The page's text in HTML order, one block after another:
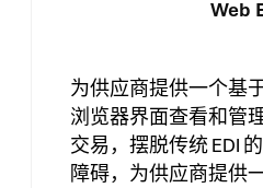
Web
为供应商提供一个基
浏览器界面查看和管
交易，摆脱传统 EDI
障碍，为供应商提供